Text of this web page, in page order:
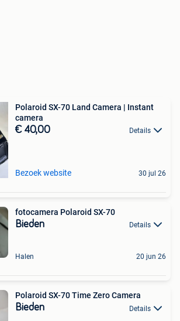
Polaroid SX-70 Land Camera | Instant
camera
€ 40,00 Details
Bezoek website 30 jul 26
fotocamera Polaroid SX-70
Bieden Details
Halen 20 jun 26
Polaroid SX-70 Time Zero Camera
Bieden Details